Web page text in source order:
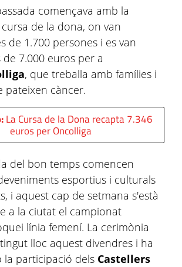
començava amb la
de la dona, on van
de 1.700 persones i es van
7.000 euros per a
, que treballa amb famílies i
pateixen càncer.
La Cursa de la Dona recapta 7.346
euros per Oncolliga
del bon temps comencen
esportius i culturals
i aquest cap de setmana s'està
a la ciutat el campionat
línia femení. La cerimònia
lloc aquest divendres i ha
la participació dels Castellers